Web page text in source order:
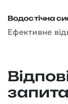
Водостічна
Ефективне